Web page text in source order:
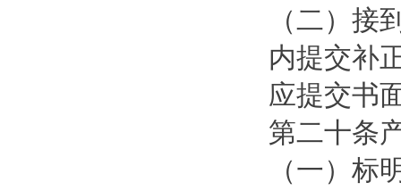
（二）接
内提交补
应提交书
第二十条
（一）标